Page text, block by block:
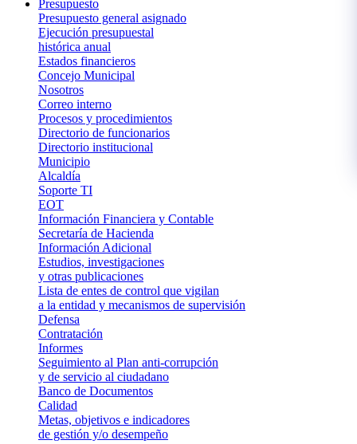
Presupuesto
Presupuesto general asignado
Ejecución presupuestal
histórica anual
Estados financieros
Concejo Municipal
Nosotros
Correo interno
Procesos y procedimientos
Directorio de funcionarios
Directorio institucional
Municipio
Alcaldía
Soporte TI
EOT
Información Financiera y Contable
Secretaría de Hacienda
Información Adicional
Estudios, investigaciones
y otras publicaciones
Lista de entes de control que vigilan
a la entidad y mecanismos de supervisión
Defensa
Contratación
Informes
Seguimiento al Plan anti-corrupción
y de servicio al ciudadano
Banco de Documentos
Calidad
Metas, objetivos e indicadores
de gestión y/o desempeño